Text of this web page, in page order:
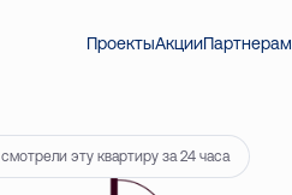
ПроектыАкцииПартнерам
от 16 384 ₽
смотрели эту квартиру за 24 часа